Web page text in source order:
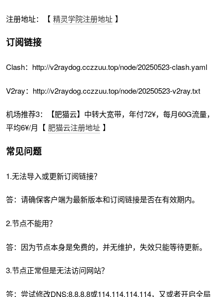
注册地址：【 精灵学院注册地址 】
订阅链接
Clash：http://v2raydog.cczzuu.top/node/20250523-clash.yaml
V2ray：http://v2raydog.cczzuu.top/node/20250523-v2ray.txt
机场推荐3：【肥猫云】中转大宽带，年付72¥，每月60G流量，
平均6¥/月【 肥猫云注册地址 】
常见问题
1.无法导入或更新订阅链接？
答：请确保客户端为最新版本和订阅链接是否在有效期内。
2.节点不能用？
答：因为节点本身是免费的，并无维护，失效只能等待更新。
3.节点正常但是无法访问网站？
答：尝试修改DNS:8.8.8.8或114.114.114.114，又或者开启全局